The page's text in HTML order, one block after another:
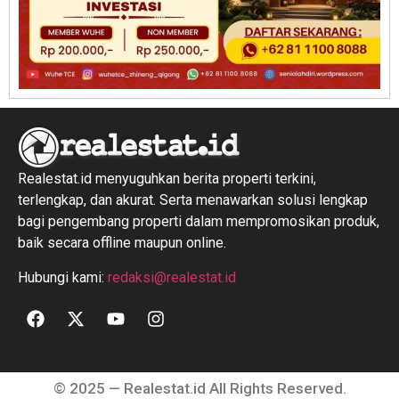
Realestat.id menyuguhkan berita properti terkini,
terlengkap, dan akurat. Serta menawarkan solusi lengkap
bagi pengembang properti dalam mempromosikan produk,
baik secara offline maupun online.
Hubungi kami: redaksi@realestat.id
© 2025 — Realestat.id All Rights Reserved.